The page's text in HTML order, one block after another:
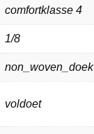
comfortklasse 4
1/8
non_woven_doek
voldoet